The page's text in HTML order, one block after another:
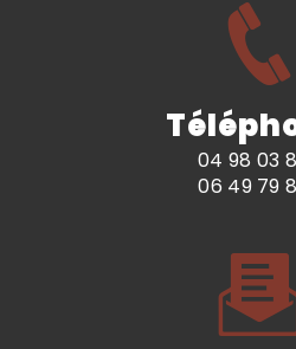
04 98 03
06 49 79